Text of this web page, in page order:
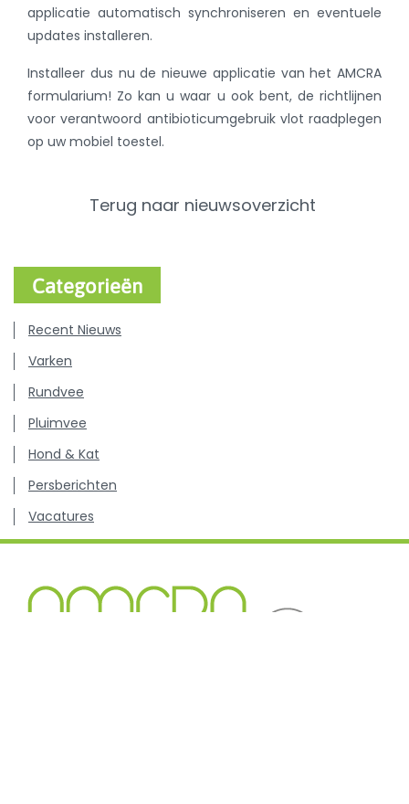
applicatie automatisch synchroniseren en eventuele
updates installeren.
Installeer dus nu de nieuwe applicatie van het AMCRA
formularium! Zo kan u waar u ook bent, de richtlijnen
voor verantwoord antibioticumgebruik vlot raadplegen
op uw mobiel toestel.
Terug naar nieuwsoverzicht
Categorieën
Recent Nieuws
Varken
Rundvee
Pluimvee
Hond & Kat
Persberichten
Vacatures